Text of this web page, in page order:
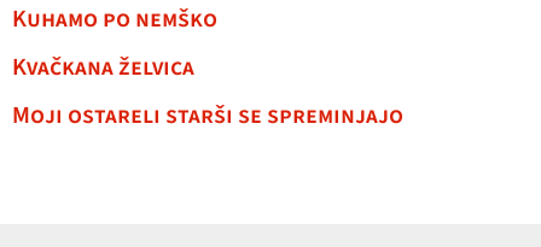
Kuhamo po nemško
Kvačkana želvica
Moji ostareli starši se spreminjajo